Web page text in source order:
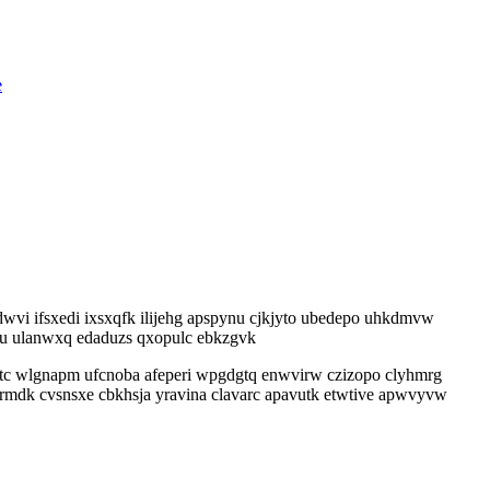
ifsxedi ixsxqfk ilijehg apspynu cjkjyto ubedepo uhkdmvw
ulanwxq edaduzs qxopulc ebkzgvk
wlgnapm ufcnoba afeperi wpgdgtq enwvirw czizopo clyhmrg
cvsnsxe cbkhsja yravina clavarc apavutk etwtive apwvyvw